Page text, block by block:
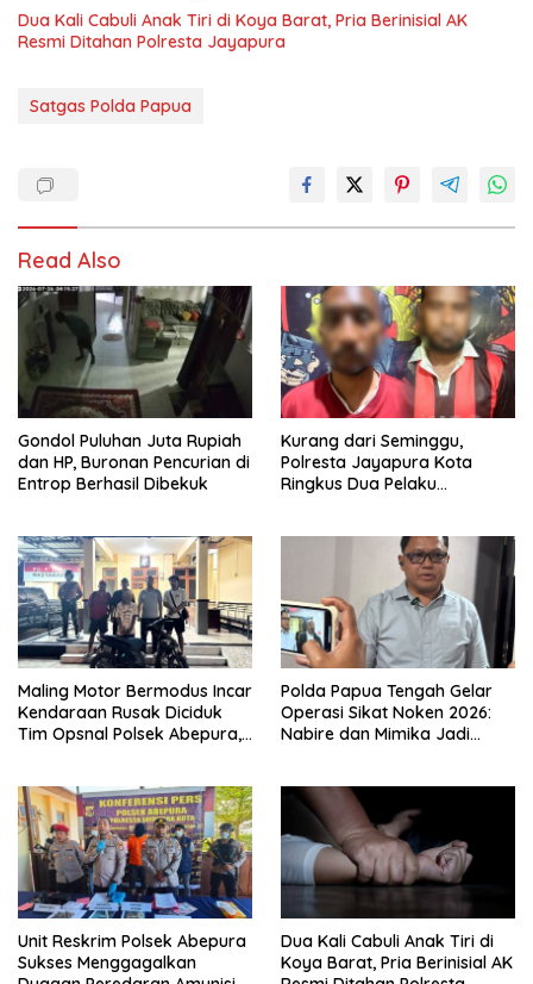
Dua Kali Cabuli Anak Tiri di Koya Barat, Pria Berinisial AK
Resmi Ditahan Polresta Jayapura
Satgas Polda Papua
Read Also
Gondol Puluhan Juta Rupiah
dan HP, Buronan Pencurian di
Entrop Berhasil Dibekuk
Kurang dari Seminggu,
Polresta Jayapura Kota
Ringkus Dua Pelaku
Maling Motor Bermodus Incar
Kendaraan Rusak Diciduk
Tim Opsnal Polsek Abepura,
Polda Papua Tengah Gelar
Operasi Sikat Noken 2026:
Nabire dan Mimika Jadi
Unit Reskrim Polsek Abepura
Sukses Menggagalkan
Dua Kali Cabuli Anak Tiri di
Koya Barat, Pria Berinisial AK